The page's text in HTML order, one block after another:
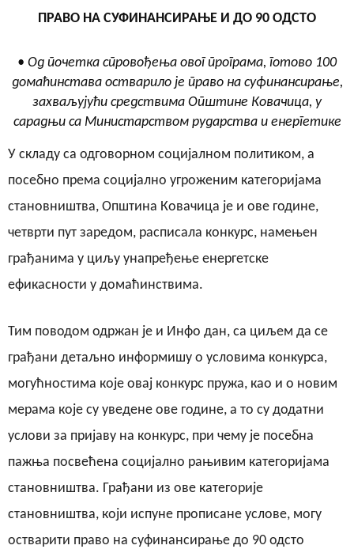
ПРАВО НА СУФИНАНСИРАЊЕ И ДО 90 ОДСТО
• Од почетка спровођења овог програма, готово 100
домаћинстава остварило је право на суфинансирање,
захваљујући средствима Општине Ковачица, у
сарадњи са Министарством рударства и енергетике
У складу са одговорном социјалном политиком, а
посебно према социјално угроженим категоријама
становништва, Општина Ковачица је и ове године,
четврти пут заредом, расписала конкурс, намењен
грађанима у циљу унапређење енергетске
ефикасности у домаћинствима.
Тим поводом одржан је и Инфо дан, са циљем да се
грађани детаљно информишу о условима конкурса,
могућностима које овај конкурс пружа, као и о новим
мерама које су уведене ове године, а то су додатни
услови за пријаву на конкурс, при чему је посебна
пажња посвећена социјално рањивим категоријама
становништва. Грађани из ове категорије
становништва, који испуне прописане услове, могу
остварити право на суфинансирање до 90 одсто